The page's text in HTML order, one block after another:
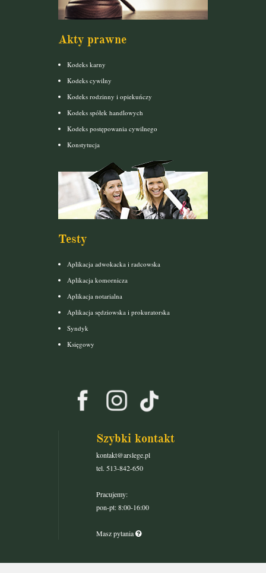
Akty prawne
Kodeks karny
Kodeks cywilny
Kodeks rodzinny i opiekuńczy
Kodeks spółek handlowych
Kodeks postępowania cywilnego
Konstytucja
Testy
Aplikacja adwokacka i radcowska
Aplikacja komornicza
Aplikacja notarialna
Aplikacja sędziowska i prokuratorska
Syndyk
Księgowy
Szybki kontakt
kontakt@arslege.pl
tel. 513-842-650
Pracujemy:
pon-pt: 8:00-16:00
Masz pytania